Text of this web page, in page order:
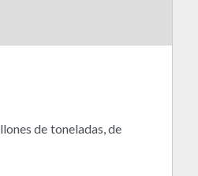
de toneladas, de